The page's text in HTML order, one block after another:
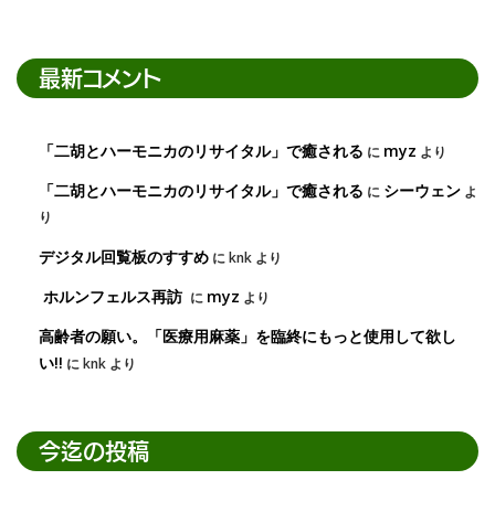
最新コメント
「二胡とハーモニカのリサイタル」で癒される に myz より
「二胡とハーモニカのリサイタル」で癒される に シーウェン よ
り
デジタル回覧板のすすめ にknk より
ホルンフェルス再訪 に myz より
高齢者の願い。「医療用麻薬」を臨終にもっと使用して欲し
い!! にknk より
今迄の投稿